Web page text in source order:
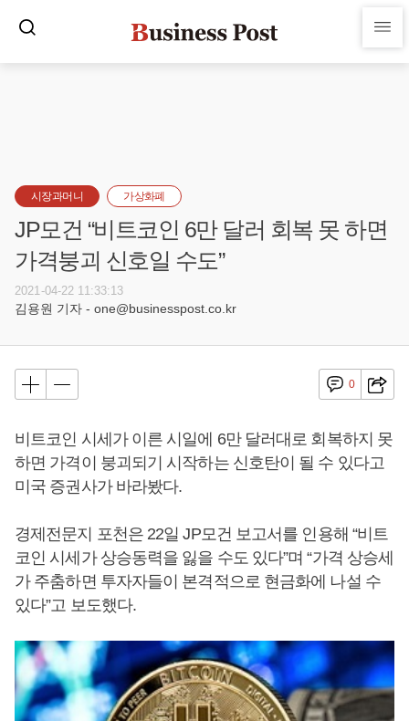
시장과머니 가상화폐
JP모건 “비트코인 6만 달러 회복 못 하면
가격붕괴 신호일 수도”
2021-04-22 11:33:13
김용원 기자 - one@businesspost.co.kr
0
비트코인 시세가 이른 시일에 6만 달러대로 회복하지 못
하면 가격이 붕괴되기 시작하는 신호탄이 될 수 있다고
미국 증권사가 바라봤다.
경제전문지 포천은 22일 JP모건 보고서를 인용해 “비트
코인 시세가 상승동력을 잃을 수도 있다”며 “가격 상승세
가 주춤하면 투자자들이 본격적으로 현금화에 나설 수
있다”고 보도했다.